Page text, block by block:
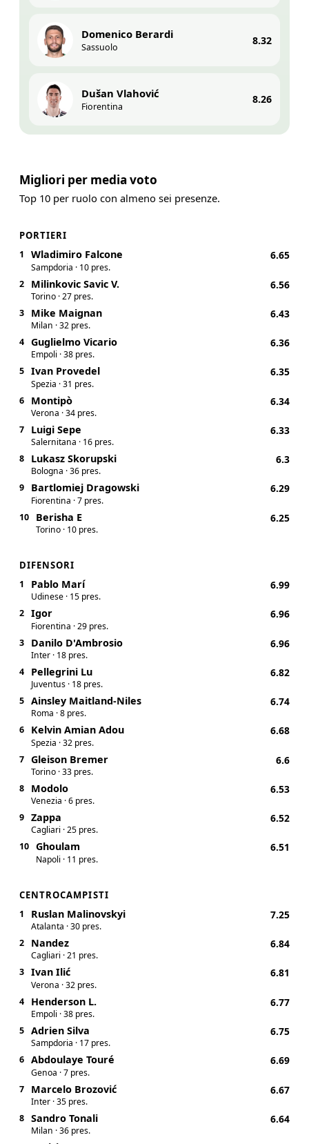
Domenico Berardi
Sassuolo
8.32
Dušan Vlahović
Fiorentina
8.26
Migliori per media voto
Top 10 per ruolo con almeno sei presenze.
PORTIERI
1 Wladimiro Falcone
Sampdoria · 10 pres.
6.65
2 Milinkovic Savic V.
Torino · 27 pres.
6.56
3 Mike Maignan
Milan · 32 pres.
6.43
4 Guglielmo Vicario
Empoli · 38 pres.
6.36
5 Ivan Provedel
Spezia · 31 pres.
6.35
6 Montipò
Verona · 34 pres.
6.34
7 Luigi Sepe
Salernitana · 16 pres.
6.33
8 Lukasz Skorupski
Bologna · 36 pres.
6.3
9 Bartlomiej Dragowski
Fiorentina · 7 pres.
6.29
10 Berisha E
Torino · 10 pres.
6.25
DIFENSORI
1 Pablo Marí
Udinese · 15 pres.
6.99
2 Igor
Fiorentina · 29 pres.
6.96
3 Danilo D'Ambrosio
Inter · 18 pres.
6.96
4 Pellegrini Lu
Juventus · 18 pres.
6.82
5 Ainsley Maitland-Niles
Roma · 8 pres.
6.74
6 Kelvin Amian Adou
Spezia · 32 pres.
6.68
7 Gleison Bremer
Torino · 33 pres.
6.6
8 Modolo
Venezia · 6 pres.
6.53
9 Zappa
Cagliari · 25 pres.
6.52
10 Ghoulam
Napoli · 11 pres.
6.51
CENTROCAMPISTI
1 Ruslan Malinovskyi
Atalanta · 30 pres.
7.25
2 Nandez
Cagliari · 21 pres.
6.84
3 Ivan Ilić
Verona · 32 pres.
6.81
4 Henderson L.
Empoli · 38 pres.
6.77
5 Adrien Silva
Sampdoria · 17 pres.
6.75
6 Abdoulaye Touré
Genoa · 7 pres.
6.69
7 Marcelo Brozović
Inter · 35 pres.
6.67
8 Sandro Tonali
Milan · 36 pres.
6.64